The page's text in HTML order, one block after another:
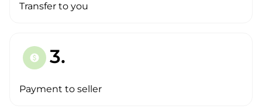
Transfer to you
paid 3.
Payment to seller